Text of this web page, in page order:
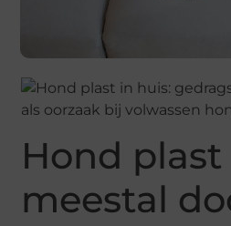
Hond
meestal